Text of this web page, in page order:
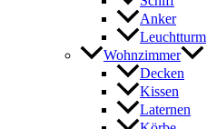
Anker
Leuchtturm
Wohnzimmer
Decken
Kissen
Laternen